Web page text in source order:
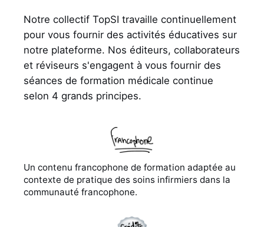
Notre collectif TopSI travaille continuellement
pour vous fournir des activités éducatives sur
notre plateforme. Nos éditeurs, collaborateurs
et réviseurs s'engagent à vous fournir des
séances de formation médicale continue
selon 4 grands principes.
Un contenu francophone de formation adaptée au
contexte de pratique des soins infirmiers dans la
communauté francophone.